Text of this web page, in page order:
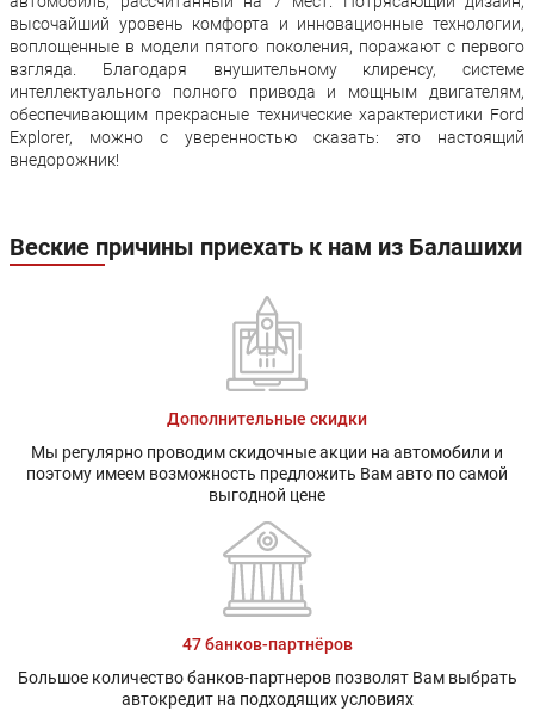
Задние тормоза: Дисковые Дисковые
Производство: Россия (Елабуга)
Гарантия: 3 года или 100 000 км пробега
высочайший уровень комфорта и инновационные технологии,
воплощенные в модели пятого поколения, поражают с первого
взгляда. Благодаря внушительному клиренсу, системе
интеллектуального полного привода и мощным двигателям,
обеспечивающим прекрасные технические характеристики Ford
Explorer, можно с уверенностью сказать: это настоящий
внедорожник!
Веские причины приехать к нам из Балашихи
Дополнительные скидки
Мы регулярно проводим скидочные акции на автомобили и
поэтому имеем возможность предложить Вам авто по самой
выгодной цене
47 банков-партнёров
Большое количество банков-партнеров позволят Вам выбрать
автокредит на подходящих условиях